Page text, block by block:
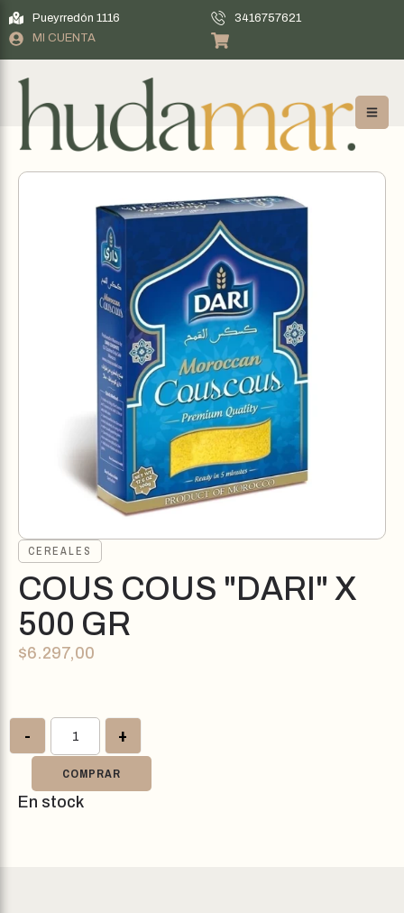
Pueyrredón 1116
3416757621
MI CUENTA
CEREALES
COUS COUS "DARI" X
500 GR
$6.297,00
- +
COMPRAR
En stock